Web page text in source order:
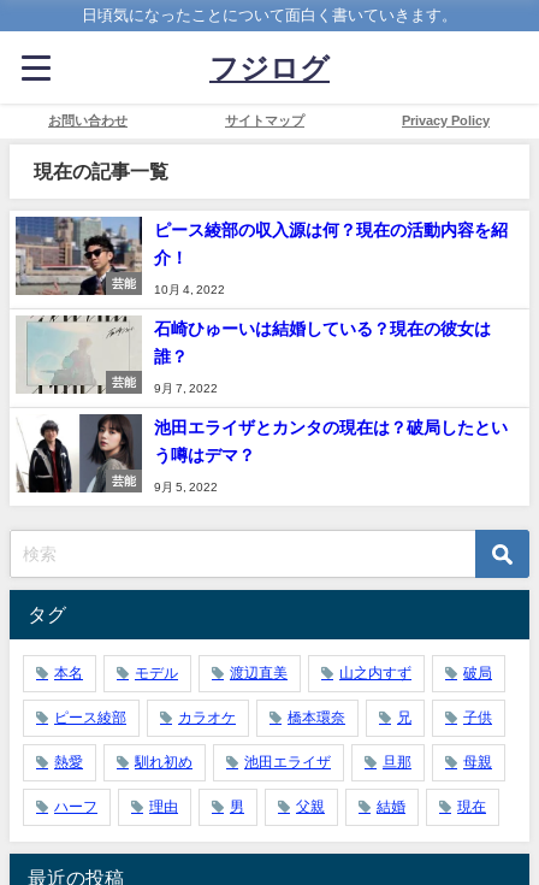
日頃気になったことについて面白く書いていきます。
フジログ
お問い合わせ サイトマップ Privacy Policy
現在の記事一覧
芸能
ピース綾部の収入源は何？現在の活動内容を紹
介！
10月 4, 2022
芸能
石崎ひゅーいは結婚している？現在の彼女は
誰？
9月 7, 2022
芸能
池田エライザとカンタの現在は？破局したとい
う噂はデマ？
9月 5, 2022
タグ
本名 モデル 渡辺直美 山之内すず 破局
ピース綾部 カラオケ 橋本環奈 兄 子供
熱愛 馴れ初め 池田エライザ 旦那 母親
ハーフ 理由 男 父親 結婚 現在
最近の投稿